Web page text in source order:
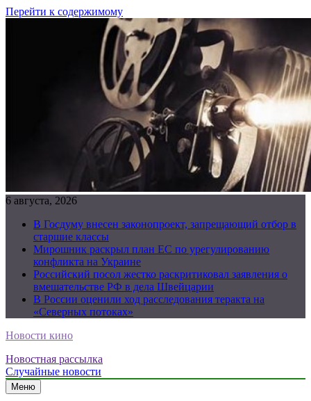
Перейти к содержимому
6 августа, 2026
В Госдуму внесен законопроект, запрещающий отбор в
старшие классы
Мирошник раскрыл план ЕС по урегулированию
конфликта на Украине
Российский посол жестко раскритиковал заявления о
вмешательстве РФ в дела Швейцарии
В России оценили ход расследования теракта на
«Северных потоках»
Новости кино
Новостная рассылка
Случайные новости
Меню